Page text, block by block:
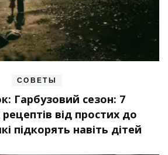
СОВЕТЫ
Гарбузовий сезон: 7
від простих до
підкорять навіть дітей